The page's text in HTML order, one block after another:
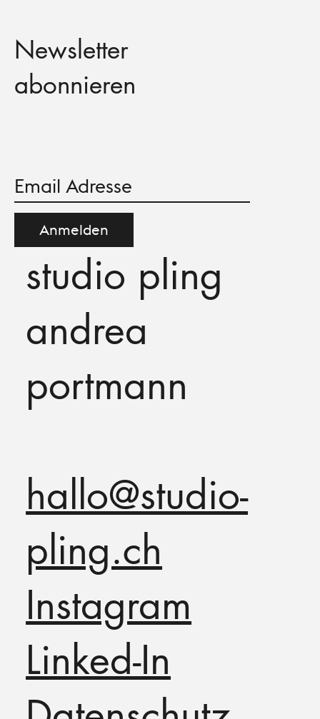
Anmelden
Newsletter
abonnieren
studio pling
andrea
portmann
hallo@studio-
pling.ch
Instagram
Linked-In